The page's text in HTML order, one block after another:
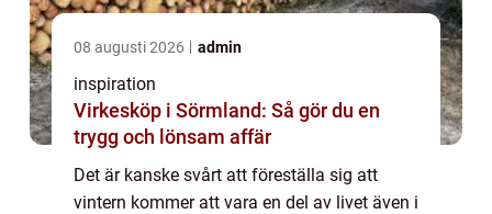
08 augusti 2026 admin
inspiration
Virkesköp i Sörmland: Så gör du en
trygg och lönsam affär
Det är kanske svårt att föreställa sig att
vintern kommer att vara en del av livet även i